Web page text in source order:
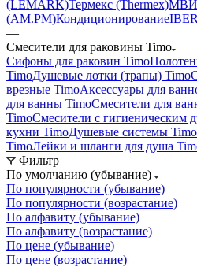
(LEMARK)Термекс (Thermex)МВИ
(AM.PM)Кондиционирование
—
Смесители для раковины Timo
Сифоны для раковин Timo
TimoДушевые лотки (трапы) Timo
врезные TimoАксессуары для
для ванны TimoСмесители для
TimoСмесители с гигиеническим
кухни TimoДушевые системы Timo
TimoЛейки и шланги для душа
Фильтр
По умолчанию (убывание)
По популярности (убывание)
По популярности (возрастание)
По алфавиту (убывание)
По алфавиту (возрастание)
По цене (убывание)
По цене (возрастание)